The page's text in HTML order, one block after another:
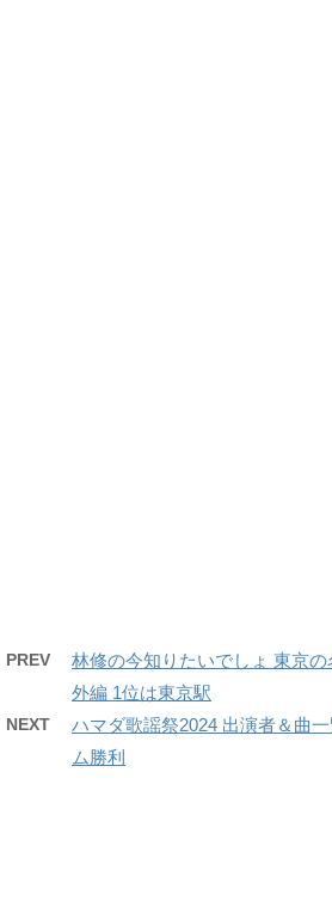
PREV
林修の今知りたいでしょ 東京
外編 1位は東京駅
NEXT
ハマダ歌謡祭2024 出演者＆曲
ム勝利